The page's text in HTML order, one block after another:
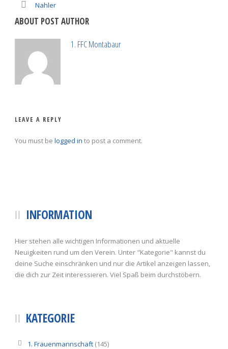
Nahler
ABOUT POST AUTHOR
1. FFC Montabaur
LEAVE A REPLY
You must be logged in to post a comment.
INFORMATION
Hier stehen alle wichtigen Informationen und aktuelle
Neuigkeiten rund um den Verein. Unter "Kategorie" kannst du
deine Suche einschränken und nur die Artikel anzeigen lassen,
die dich zur Zeit interessieren. Viel Spaß beim durchstöbern.
KATEGORIE
1. Frauenmannschaft (145)